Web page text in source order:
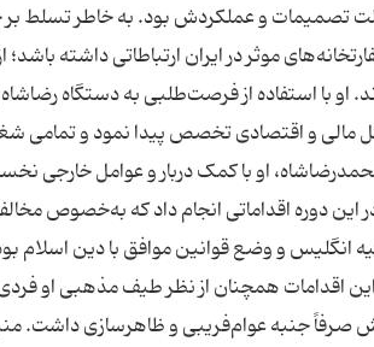
و عملکردش بود. به خاطر تسلط بر
موثر در ایران ارتباطاتی داشته باشد؛
او با استفاده از فرصت‌طلبی به دستگاه
و اقتصادی تخصص پیدا نمود و تمامی
او با کمک دربار و عوامل خارجی
این دوره اقداماتی انجام داد که به‌خصوص
انگلیس و وضع قوانین موافق با دین اسلام
اقدامات همچنان از نظر طیف مذهبی او
صرفاً جنبه عوام‌فریبی و ظاهر‌سازی داشت.